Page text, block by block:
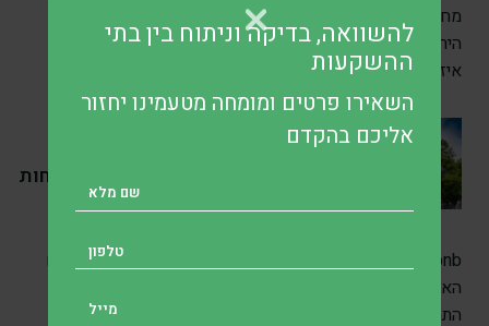
מחירי הנפט סיימו את השבוע בעליות מתונות, אך רשמו את
הירידה השבועית החדה ביותר מזה חודשים, כאשר השווקים
איזנו בין
בבינה מלאכותית לאחר דוחות
חזקים וזינוק במניה
Airbnb הציגה את אחד הרבעונים החזקים ביותר שלה בשנים
האחרונות, לאחר שעקפה את תחזיות וול סטריט והעלתה את
התחזית לשנה
להשוואה, בדיקה וניתוח בין בתי
ההשקעות
השאירו פרטים ומומחה מטעמינו יחזור
אליכם בהקדם